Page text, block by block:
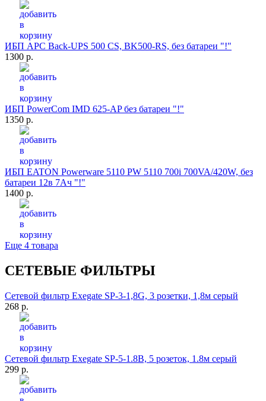
ИБП APC Back-UPS 500 CS, BK500-RS, без батареи "!"
1300 р.
ИБП PowerCom IMD 625-AP без батареи "!"
1350 р.
ИБП EATON Powerware 5110 PW 5110 700i 700VA/420W, без
батареи 12в 7Ач "!"
1400 р.
Еще 4 товара
СЕТЕВЫЕ ФИЛЬТРЫ
Сетевой фильтр Exegate SP-3-1,8G, 3 розетки, 1,8м серый
268 р.
Сетевой фильтр Exegate SP-5-1.8B, 5 розеток, 1.8м серый
299 р.